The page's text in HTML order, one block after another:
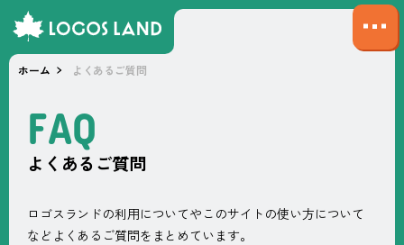
サ
イ
ホーム よくあるご質問
FAQ
よくあるご質問
ロゴスランドの利用についてやこのサイトの使い方について
などよくあるご質問をまとめています。